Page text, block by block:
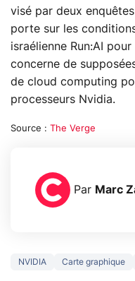
visé par deux
porte sur les
israélienne Run:AI
concerne de
de cloud computing
processeurs Nvidia.
Source : The Verge
Par Marc
NVIDIA Carte graphique
5 générations